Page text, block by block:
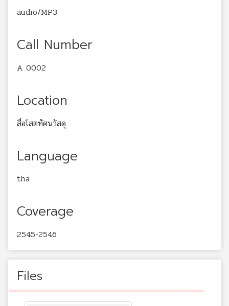
audio/MP3
Call Number
A 0002
Location
สื่อโสตทัศนวัสดุ
Language
tha
Coverage
2545-2546
Files